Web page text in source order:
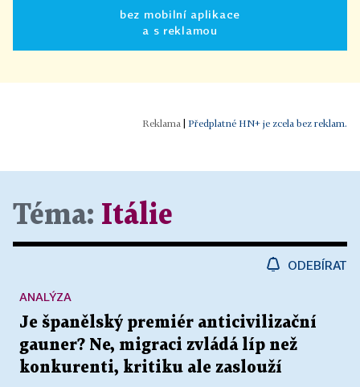
bez mobilní aplikace
a s reklamou
Předplatné HN+ je zcela bez reklam.
Téma: Itálie
ODEBÍRAT
Je španělský premiér anticivilizační
gauner? Ne, migraci zvládá líp než
konkurenti, kritiku ale zaslouží
ANALÝZA